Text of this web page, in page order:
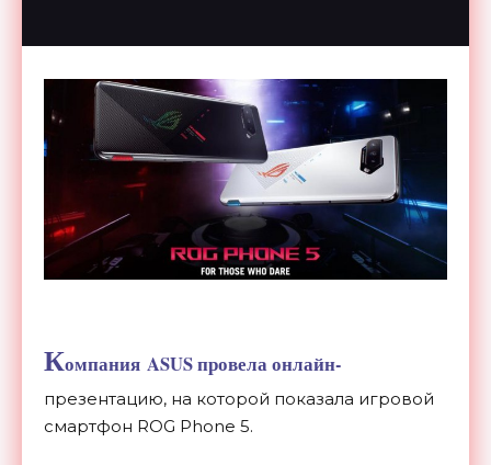
Компания ASUS провела онлайн-
презентацию, на которой показала игровой
смартфон ROG Phone 5.